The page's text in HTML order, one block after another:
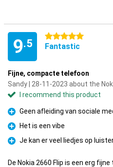
9.5
5 stars
Fantastic
Fijne, compacte telefoon
Sandy | 28-11-2023 about the
I recommend this product
Pro
Geen afleiding van sociale
Pro
Het is een vibe
Pro
Je kan er veel liedjes op
De Nokia 2660 Flip is een erg